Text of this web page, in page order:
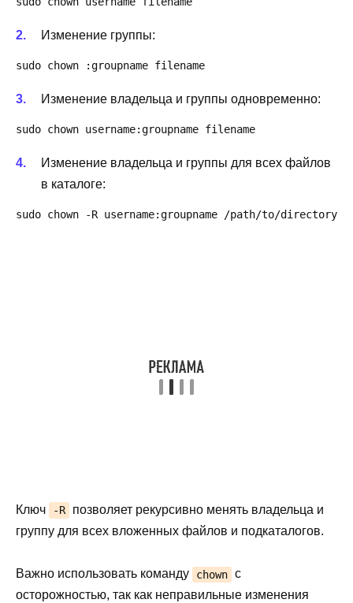
Изменение группы:
sudo chown :groupname filename
Изменение владельца и группы одновременно:
sudo chown username:groupname filename
Изменение владельца и группы для всех файлов
в каталоге:
sudo chown -R username:groupname /path/to/directory
Ключ -R
позволяет рекурсивно менять владельца и
группу для всех вложенных файлов и подкаталогов.
Важно использовать команду chown с
осторожностью, так как неправильные изменения